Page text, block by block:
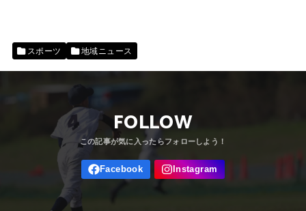
スポーツ 地域ニュース
FOLLOW